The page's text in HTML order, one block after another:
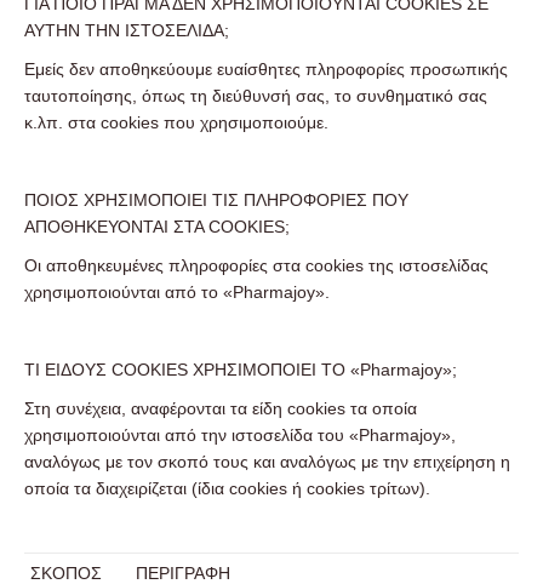
ΑΥΤΗΝ ΤΗΝ ΙΣΤΟΣΕΛΙΔΑ;
Εμείς δεν αποθηκεύουμε ευαίσθητες πληροφορίες προσωπικής
ταυτοποίησης, όπως τη διεύθυνσή σας, το συνθηματικό σας
κ.λπ. στα cookies που χρησιμοποιούμε.
ΠΟΙΟΣ ΧΡΗΣΙΜΟΠΟΙΕΙ ΤΙΣ ΠΛΗΡΟΦΟΡΙΕΣ ΠΟΥ
ΑΠΟΘΗΚΕΥΟΝΤΑΙ ΣΤΑ COOKIES;
Οι αποθηκευμένες πληροφορίες στα cookies της ιστοσελίδας
χρησιμοποιούνται από το «Pharmajoy».
ΤΙ ΕΙΔΟΥΣ COOKIES ΧΡΗΣΙΜΟΠΟΙΕΙ ΤΟ «Pharmajoy»;
Στη συνέχεια, αναφέρονται τα είδη cookies τα οποία
χρησιμοποιούνται από την ιστοσελίδα του «Pharmajoy»,
αναλόγως με τον σκοπό τους και αναλόγως με την επιχείρηση η
οποία τα διαχειρίζεται (ίδια cookies ή cookies τρίτων).
ΣΚΟΠΟΣ ΠΕΡΙΓΡΑΦΗ